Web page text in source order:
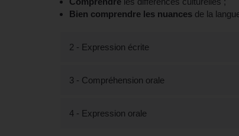
Bien comprendre les nuances de la
2 - Expression écrite
3 - Compréhension orale
4 - Expression orale